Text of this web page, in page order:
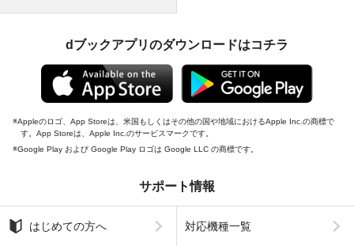
dブックアプリのダウンロードはコチラ
Appleのロゴ、App Storeは、米国もしくはその他の国や地域におけるApple Inc.の商標で
す。App Storeは、Apple Inc.のサービスマークです。
Google Play および Google Play ロゴは Google LLC の商標です。
サポート情報
はじめての方へ 対応機種一覧